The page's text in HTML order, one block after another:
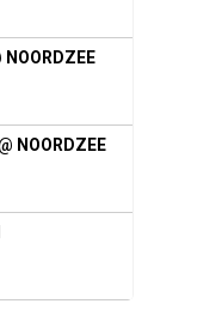
NOORDZEE
NOORDZEE